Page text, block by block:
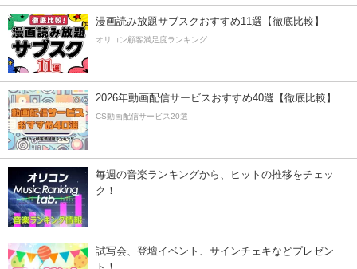
漫画読み放題サブスクおすすめ11選【徹底比較】
オリコン顧客満足度ランキング
2026年動画配信サービスおすすめ40選【徹底比較】
CS動画配信サービス20選
毎週の音楽ランキングから、ヒットの推移をチェッ
ク！
試写会、登壇イベント、サインチェキなどプレゼン